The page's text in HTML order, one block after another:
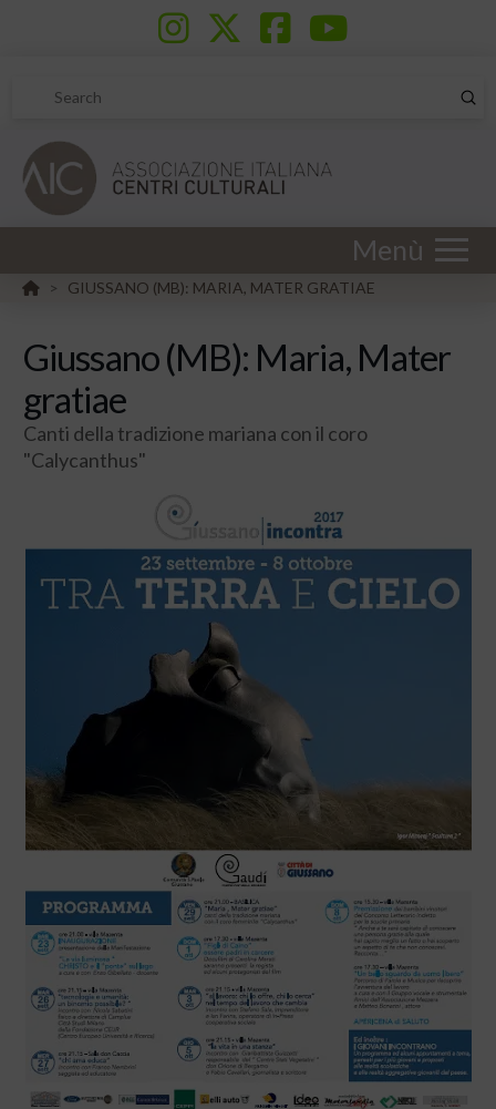
Search
Menù
HOME
> GIUSSANO (MB): MARIA, MATER GRATIAE
Giussano (MB): Maria, Mater
gratiae
Canti della tradizione mariana con il coro
"Calycanthus"